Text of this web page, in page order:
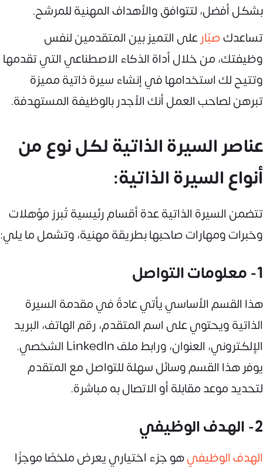
بشكل أفضل، لتتوافق والأهداف المهنية للمرشح.
تساعدكصبّارعلى التميز بين المتقدمين لنفس
وظيفتك، من خلال أداة الذكاء الاصطناعي التي تقدمها
وتتيح لك استخدامها في إنشاء سيرة ذاتية مميزة
تبرهن لصاحب العمل أنك الأجدر بالوظيفة المستهدفة.
عناصر السيرة الذاتية لكل نوع من
أنواع السيرة الذاتية:
تتضمن السيرة الذاتية عدة أقسام رئيسية تُبرز مؤهلات
وخبرات ومهارات صاحبها بطريقة مهنية، وتشمل ما يلي:
1- معلومات التواصل
هذا القسم الأساسي يأتي عادةً في مقدمة السيرة
الذاتية ويحتوي على اسم المتقدم، رقم الهاتف، البريد
الإلكتروني، العنوان، ورابط ملف LinkedIn الشخصي.
يوفر هذا القسم وسائل سهلة للتواصل مع المتقدم
لتحديد موعد مقابلة أو الاتصال به مباشرة.
2- الهدف الوظيفي
الهدف الوظيفيهو جزء اختياري يعرض ملخصًا موجزًا